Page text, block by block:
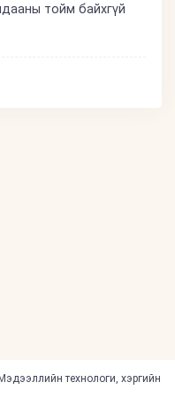
тойм байхгүй
технологи, хэргийн